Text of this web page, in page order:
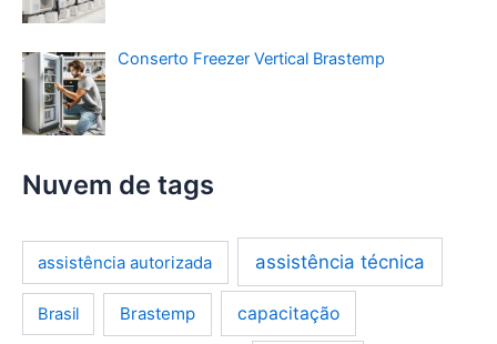
Conserto Freezer Vertical Brastemp
Nuvem de tags
assistência autorizada assistência técnica
Brasil Brastemp capacitação